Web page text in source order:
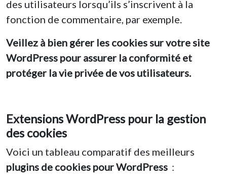
des utilisateurs lorsqu’ils s’inscrivent à la
fonction de commentaire, par exemple.
Veillez à bien gérer les cookies sur votre site
WordPress pour assurer la conformité et
protéger la vie privée de vos utilisateurs.
Extensions WordPress pour la gestion
des cookies
Voici un tableau comparatif des meilleurs
plugins de cookies pour WordPress :